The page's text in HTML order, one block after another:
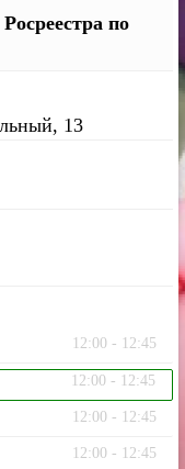
по
13
12:00 - 12:45
12:00 - 12:45
12:00 - 12:45
12:00 - 12:45